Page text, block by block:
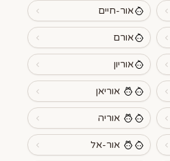
אור-חיים
אורם
אוריון
אוריאן
אוריה
אור-אל